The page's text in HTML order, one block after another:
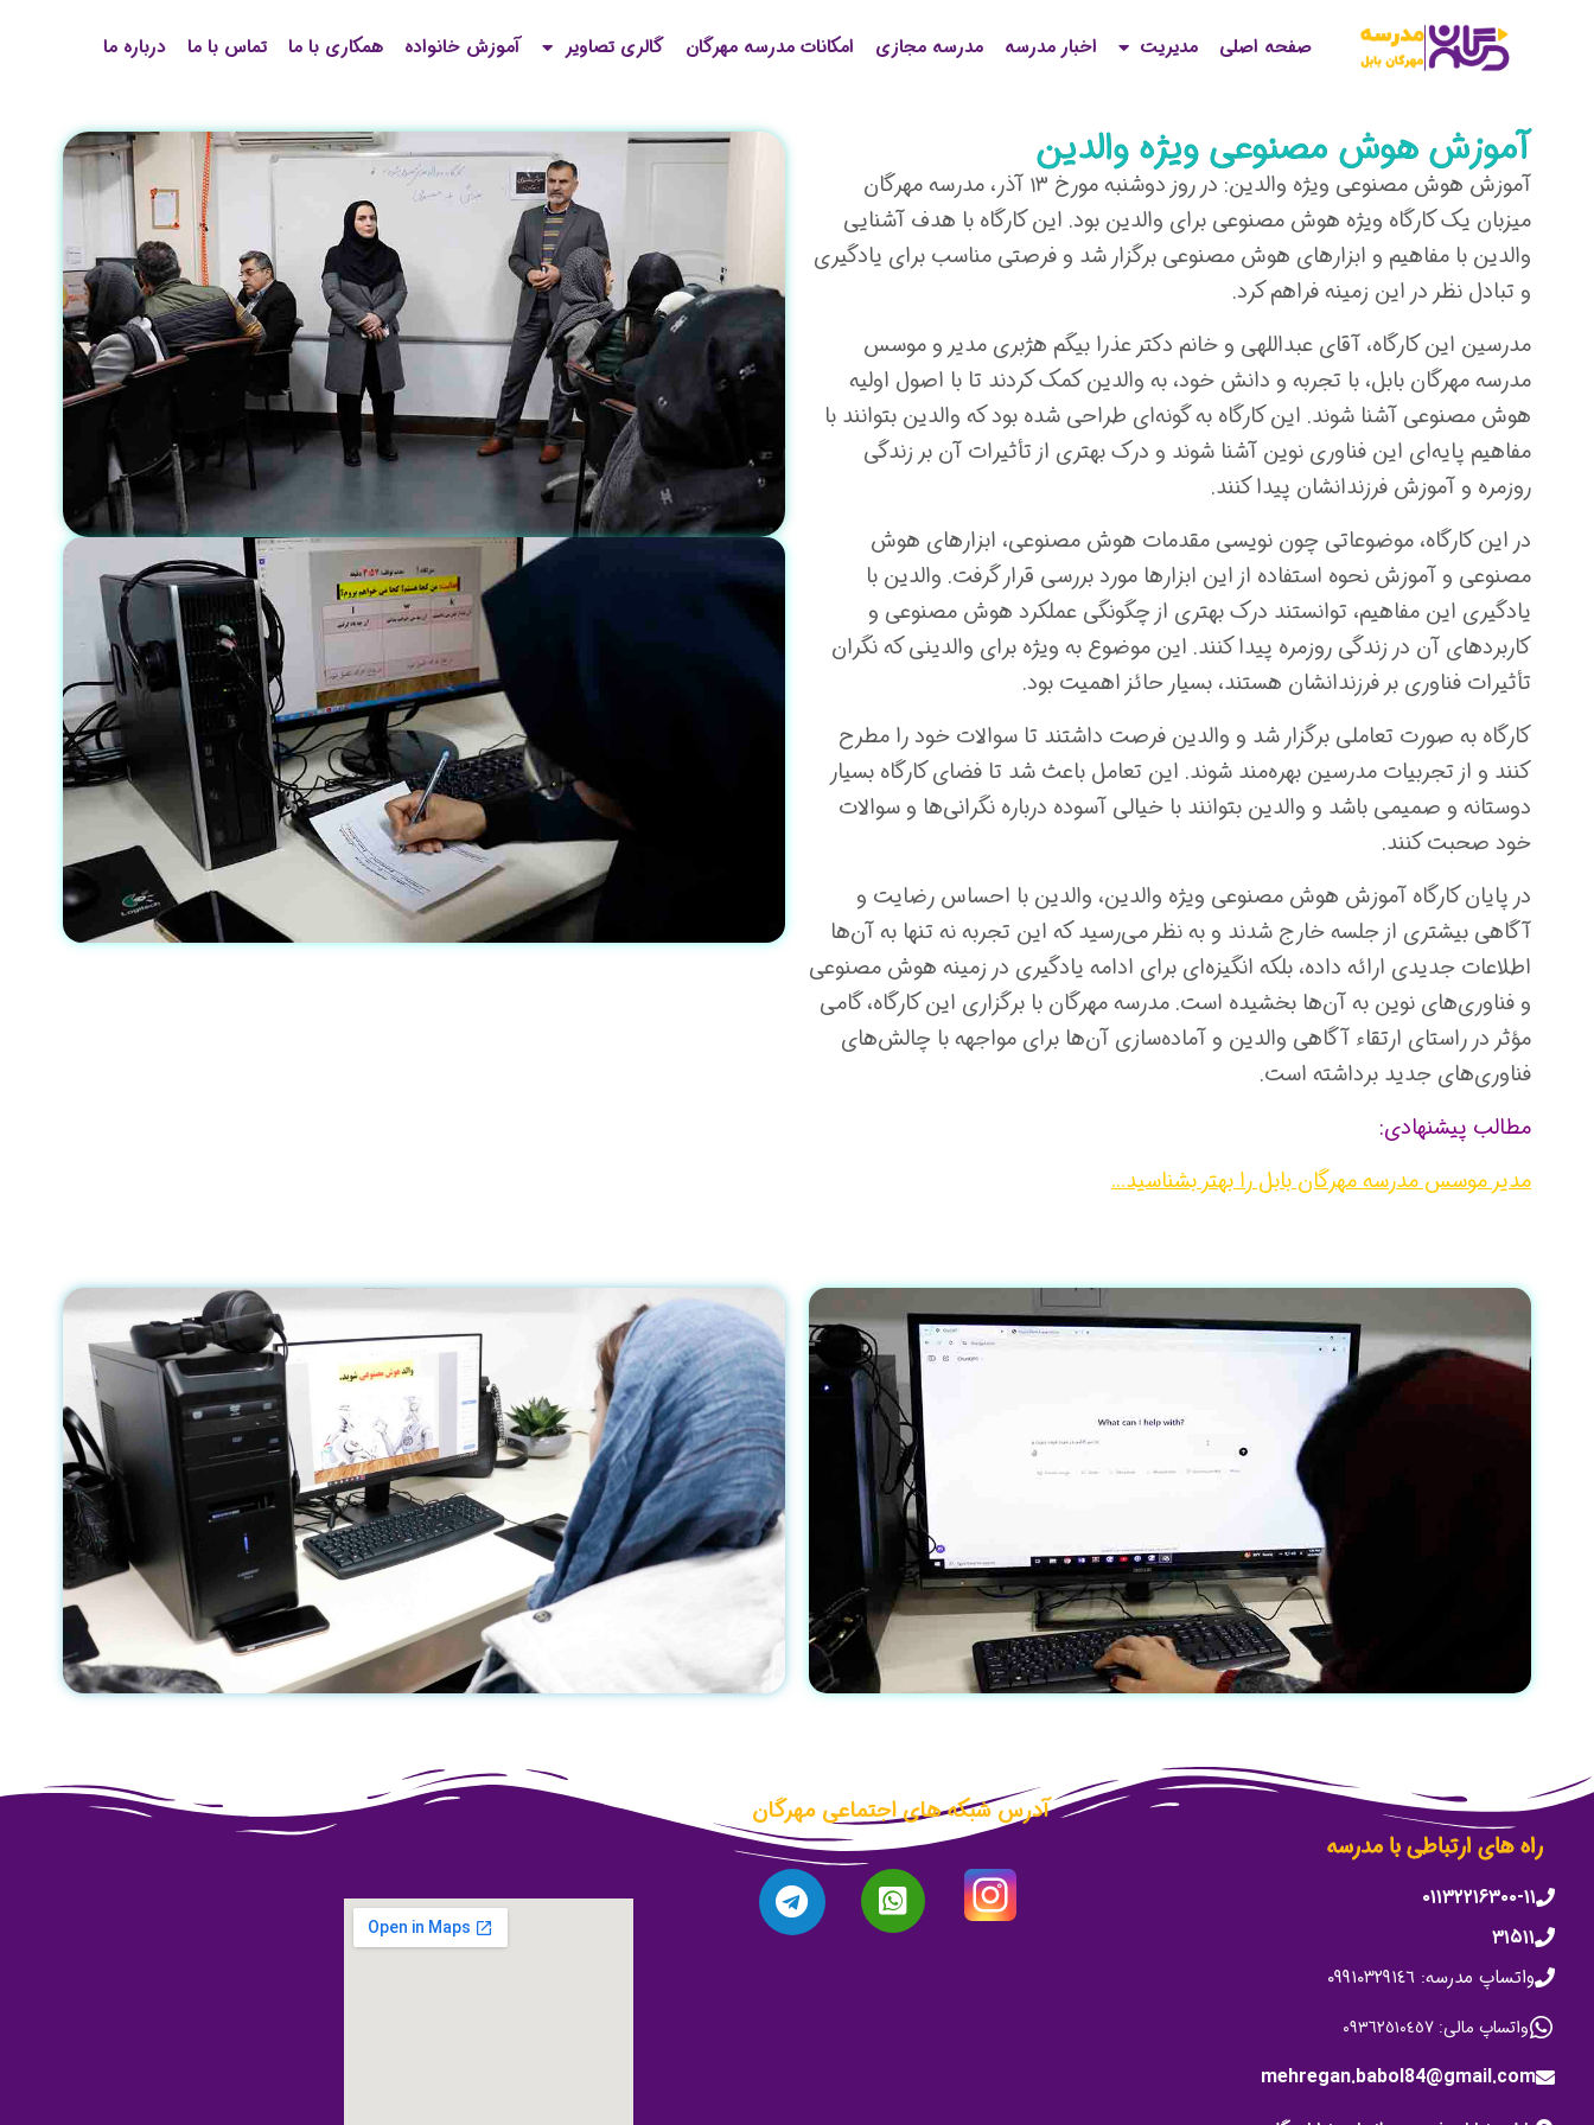
صفحه اصلی مدیریت اخبار مدرسه مدرسه مجازی امکانات مدرسه مهرگان گالری تصاویر آموزش خانواده همکاری با ما تماس با ما درباره ما
آموزش هوش مصنوعی ویژه والدین
آموزش هوش مصنوعی ویژه والدین: در روز دوشنبه مورخ ۱۳ آذر، مدرسه مهرگان
میزبان یک کارگاه ویژه هوش مصنوعی برای والدین بود. این کارگاه با هدف آشنایی
والدین با مفاهیم و ابزارهای هوش مصنوعی برگزار شد و فرصتی مناسب برای یادگیری
و تبادل نظر در این زمینه فراهم کرد.
مدرسین این کارگاه، آقای عبداللهی و خانم دکتر عذرا بیگم هژبری مدیر و موسس
مدرسه مهرگان بابل، با تجربه و دانش خود، به والدین کمک کردند تا با اصول اولیه
هوش مصنوعی آشنا شوند. این کارگاه به گونه‌ای طراحی شده بود که والدین بتوانند با
مفاهیم پایه‌ای این فناوری نوین آشنا شوند و درک بهتری از تأثیرات آن بر زندگی
روزمره و آموزش فرزندانشان پیدا کنند.
در این کارگاه، موضوعاتی چون نویسی مقدمات هوش مصنوعی، ابزارهای هوش
مصنوعی و آموزش نحوه استفاده از این ابزارها مورد بررسی قرار گرفت. والدین با
یادگیری این مفاهیم، توانستند درک بهتری از چگونگی عملکرد هوش مصنوعی و
کاربردهای آن در زندگی روزمره پیدا کنند. این موضوع به ویژه برای والدینی که نگران
تأثیرات فناوری بر فرزندانشان هستند، بسیار حائز اهمیت بود.
کارگاه به صورت تعاملی برگزار شد و والدین فرصت داشتند تا سوالات خود را مطرح
کنند و از تجربیات مدرسین بهره‌مند شوند. این تعامل باعث شد تا فضای کارگاه بسیار
دوستانه و صمیمی باشد و والدین بتوانند با خیالی آسوده درباره نگرانی‌ها و سوالات
خود صحبت کنند.
در پایان کارگاه آموزش هوش مصنوعی ویژه والدین، والدین با احساس رضایت و
آگاهی بیشتری از جلسه خارج شدند و به نظر می‌رسید که این تجربه نه تنها به آن‌ها
اطلاعات جدیدی ارائه داده، بلکه انگیزه‌ای برای ادامه یادگیری در زمینه هوش مصنوعی
و فناوری‌های نوین به آن‌ها بخشیده است. مدرسه مهرگان با برگزاری این کارگاه، گامی
مؤثر در راستای ارتقاء آگاهی والدین و آماده‌سازی آن‌ها برای مواجهه با چالش‌های
فناوری‌های جدید برداشته است.
مطالب پیشنهادی:
مدیر موسس مدرسه مهرگان بابل را بهتر بشناسید…
راه های ارتباطی با مدرسه
۰۱۱۳۲۲۱۶۳۰۰-۱۱
۳۱۵۱۱
واتساپ مدرسه: ٠٩٩١٠٣٢٩١٤٦
واتساپ مالی: ٠٩٣٦٢٥١٠٤٥٧
mehregan.babol84@gmail.com
آدرس شبکه های اجتماعی مهرگان